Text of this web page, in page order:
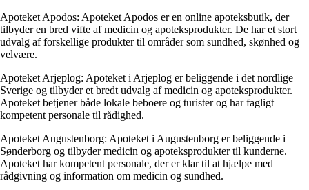
Apoteket Apodos: Apoteket Apodos er en online apoteksbutik, der
tilbyder en bred vifte af medicin og apoteksprodukter. De har et stort
udvalg af forskellige produkter til områder som sundhed, skønhed og
velvære.
Apoteket Arjeplog: Apoteket i Arjeplog er beliggende i det nordlige
Sverige og tilbyder et bredt udvalg af medicin og apoteksprodukter.
Apoteket betjener både lokale beboere og turister og har fagligt
kompetent personale til rådighed.
Apoteket Augustenborg: Apoteket i Augustenborg er beliggende i
Sønderborg og tilbyder medicin og apoteksprodukter til kunderne.
Apoteket har kompetent personale, der er klar til at hjælpe med
rådgivning og information om medicin og sundhed.